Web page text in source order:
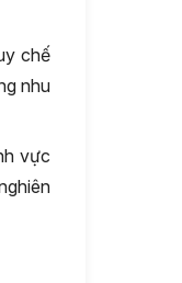
chế
nhu
vực